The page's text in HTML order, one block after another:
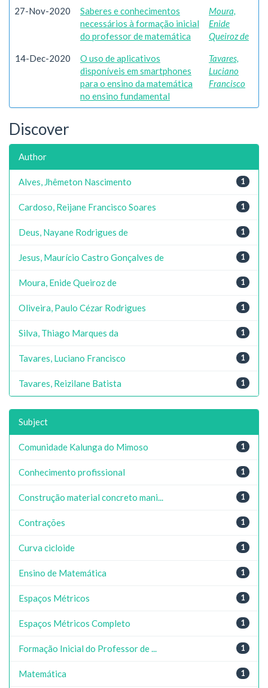
27-Nov-2020
Saberes e conhecimentos
necessários à formação inicial
do professor de matemática
Moura,
Enide
Queiroz de
14-Dec-2020
O uso de aplicativos
disponíveis em smartphones
para o ensino da matemática
no ensino fundamental
Tavares,
Luciano
Francisco
Discover
Author
1
Alves, Jhêmeton Nascimento
1
Cardoso, Reijane Francisco Soares
1
Deus, Nayane Rodrigues de
1
Jesus, Maurício Castro Gonçalves de
1
Moura, Enide Queiroz de
1
Oliveira, Paulo Cézar Rodrigues
1
Silva, Thiago Marques da
1
Tavares, Luciano Francisco
1
Tavares, Reizilane Batista
Subject
1
Comunidade Kalunga do Mimoso
1
Conhecimento profissional
1
Construção material concreto mani...
1
Contrações
1
Curva cicloide
1
Ensino de Matemática
1
Espaços Métricos
1
Espaços Métricos Completo
1
Formação Inicial do Professor de ...
1
Matemática